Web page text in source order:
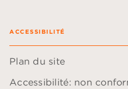
ACCESSIBILITÉ
Plan du site
Accessibilité: non